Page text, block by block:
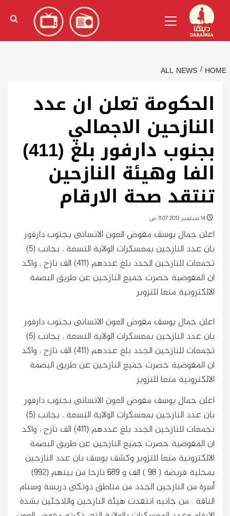
content
الإنجليزية)
Menu
HOME
ALL NEWS
الحكومة تعلن ان عدد
النازحين الاجمالي
بجنوب دارفور بلغ (411)
الفا وهيئة النازحين
تنتقد صحة الارقام
اعلن جمال يوسف مفوض العون الانسانى بجنوب دارفور
بان عدد النازحين بمعسكرات الولاية التسعة ، بجانب (5)
تجمعات للنازحين الجدد بلغ عددهم (411) الف نازح ، واكد
ان المفوضية حصرت جميع النازحين عن طريق البصمة
الالكترونية منعا للتزوير
اعلن جمال يوسف مفوض العون الانسانى بجنوب دارفور
بان عدد النازحين بمعسكرات الولاية التسعة ، بجانب (5)
تجمعات للنازحين الجدد بلغ عددهم (411) الف نازح ، واكد
ان المفوضية حصرت جميع النازحين عن طريق البصمة
الالكترونية منعا للتزوير
اعلن جمال يوسف مفوض العون الانسانى بجنوب دارفور
بان عدد النازحين بمعسكرات الولاية التسعة ، بجانب (5)
تجمعات للنازحين الجدد بلغ عددهم (411) الف نازح ، واكد
ان المفوضية حصرت جميع النازحين عن طريق البصمة
الالكترونية منعا للتزويروكشف يوسف بان عدد النازحين
بمحلية قريضة ( 98 ) الف و 689 نازحا من بينهم (992)
أسرة من النازحين الجدد من مناطق دونكى دريسة وسنام
الناقة . من جانبه انتقدت هيئة النازحين واللاجئين بشدة